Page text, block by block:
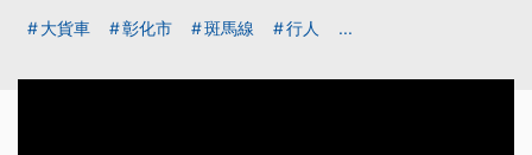
大貨車 彰化市 斑馬線 行人 ...